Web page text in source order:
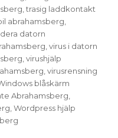
,trasig laddkontakt
abrahamsberg
datorn
,virus i datorn
,virushjälp
,virusrensning
blåskärm
Abrahamsberg
,Wordpress hjälp